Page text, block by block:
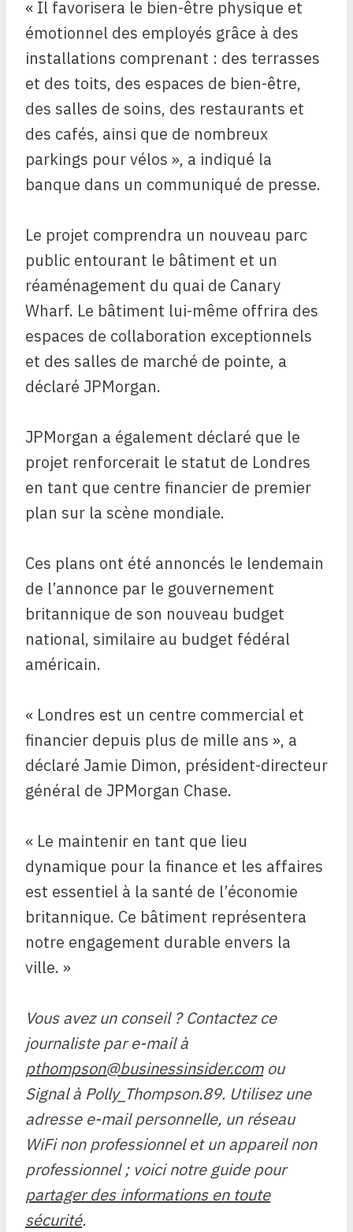
« Il favorisera le bien-être physique et
émotionnel des employés grâce à des
installations comprenant : des terrasses
et des toits, des espaces de bien-être,
des salles de soins, des restaurants et
des cafés, ainsi que de nombreux
parkings pour vélos », a indiqué la
banque dans un communiqué de presse.
Le projet comprendra un nouveau parc
public entourant le bâtiment et un
réaménagement du quai de Canary
Wharf. Le bâtiment lui-même offrira des
espaces de collaboration exceptionnels
et des salles de marché de pointe, a
déclaré JPMorgan.
JPMorgan a également déclaré que le
projet renforcerait le statut de Londres
en tant que centre financier de premier
plan sur la scène mondiale.
Ces plans ont été annoncés le lendemain
de l’annonce par le gouvernement
britannique de son nouveau budget
national, similaire au budget fédéral
américain.
« Londres est un centre commercial et
financier depuis plus de mille ans », a
déclaré Jamie Dimon, président-directeur
général de JPMorgan Chase.
« Le maintenir en tant que lieu
dynamique pour la finance et les affaires
est essentiel à la santé de l’économie
britannique. Ce bâtiment représentera
notre engagement durable envers la
ville. »
Vous avez un conseil ? Contactez ce
journaliste par e-mail à
pthompson@businessinsider.comou
Signal à Polly_Thompson.89. Utilisez une
adresse e-mail personnelle, un réseau
WiFi non professionnel et un appareil non
professionnel ; voici notre guide pour
partager des informations en toute
sécurité.